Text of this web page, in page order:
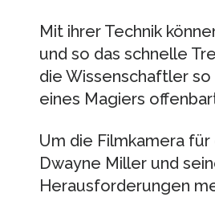
Mit ihrer Technik
und so das schnelle
die Wissenschaftler
eines Magiers
Um die Filmkamera
Dwayne Miller und
Herausforderungen